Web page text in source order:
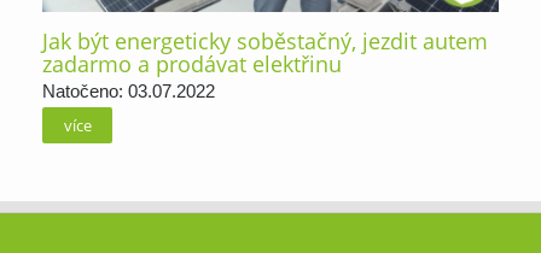
Jak být energeticky soběstačný, jezdit autem
zadarmo a prodávat elektřinu
Natočeno: 03.07.2022
více